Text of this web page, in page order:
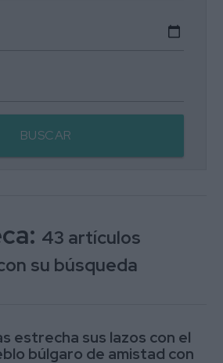
BUSCAR
43 artículos
su búsqueda
estrecha sus lazos con el
búlgaro de amistad con